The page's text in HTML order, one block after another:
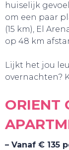
huiselijk
om een paar
(15 km), El
op 48 km
Lijkt het jou
overnachten?
ORIENT
– Vanaf € 135